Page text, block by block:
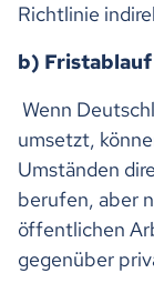
Richtlinie
b) Fristablauf
Wenn
umsetzt,
Umständen
berufen, aber
öffentlichen
gegenüber